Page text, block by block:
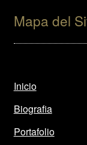
Mapa del
Inicio
Biografia
Portafolio